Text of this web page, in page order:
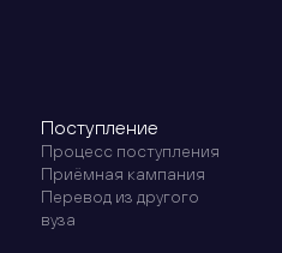
Поступление
Процесс поступления
Приёмная кампания
Перевод из другого
вуза